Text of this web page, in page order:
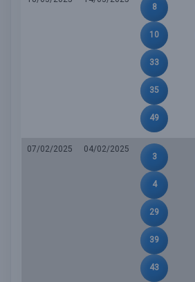
8
10
33
35
49
07/02/2025
04/02/2025
3
4
29
39
43